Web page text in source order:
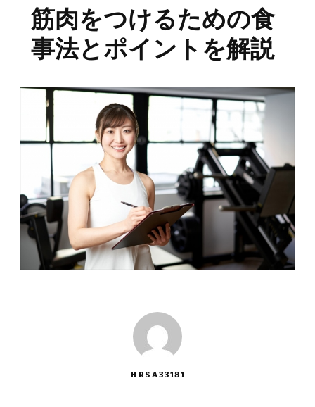
筋肉をつけるための食
事法とポイントを解説
HRSA33181